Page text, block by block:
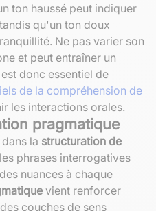
ton haussé peut indiquer
qu'un ton doux
Ne pas varier son
et peut entraîner un
donc essentiel de
de la compréhension de
les interactions orales.
pragmatique
la structuration de
phrases interrogatives
nuances à chaque
vient renforcer
couches de sens